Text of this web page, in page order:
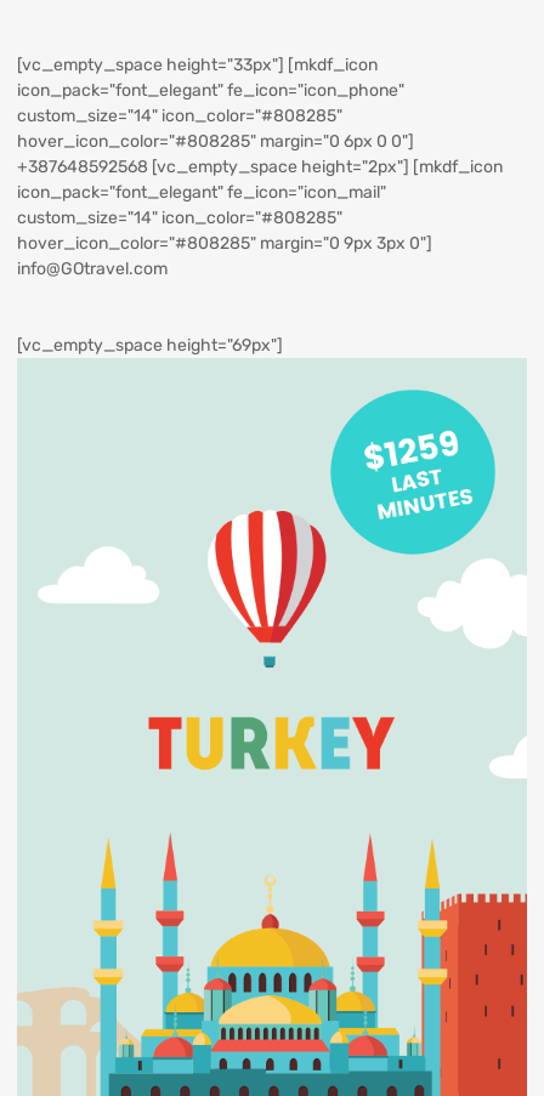
[vc_empty_space height="33px"] [mkdf_icon
icon_pack="font_elegant" fe_icon="icon_phone"
custom_size="14" icon_color="#808285"
hover_icon_color="#808285" margin="0 6px 0 0"]
+387648592568 [vc_empty_space height="2px"] [mkdf_icon
icon_pack="font_elegant" fe_icon="icon_mail"
custom_size="14" icon_color="#808285"
hover_icon_color="#808285" margin="0 9px 3px 0"]
info@GOtravel.com
[vc_empty_space height="69px"]